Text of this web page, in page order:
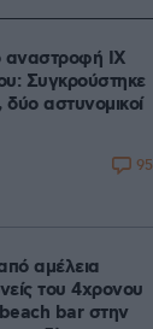
αναστροφή ΙΧ
Συγκρούστηκε
αστυνομικοί
95
αμέλεια
του 4χρονου
beach bar στην